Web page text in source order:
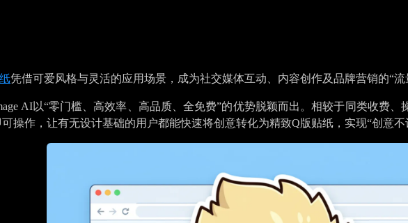
凭借可爱风格与灵活的应用场景，成为社交媒体互动、内容创作及品牌营销的“流
AI以“零门槛、高效率、高品质、全免费”的优势脱颖而出。相较于同类收费
操作，让有无设计基础的用户都能快速将创意转化为精致Q版贴纸，实现“创意不